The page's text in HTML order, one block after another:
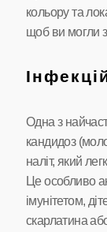
кольору та
щоб ви могли
Одна з
кандидоз
наліт, який
Це особливо
імунітетом,
скарлатина